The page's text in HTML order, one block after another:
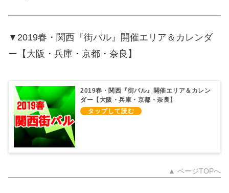
▼2019春・関西『街バル』開催エリア＆カレンダ
ー【大阪・兵庫・京都・奈良】
2019春・関西『街バル』開催エリア＆カレン
ダー【大阪・兵庫・京都・奈良】
▲ ページTOPへ